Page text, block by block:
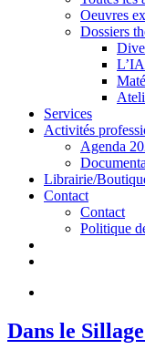
Oeuvres
Dossiers
Services
Activités
Agenda
Librairie/
Contact
Contact
Politique
Dans le